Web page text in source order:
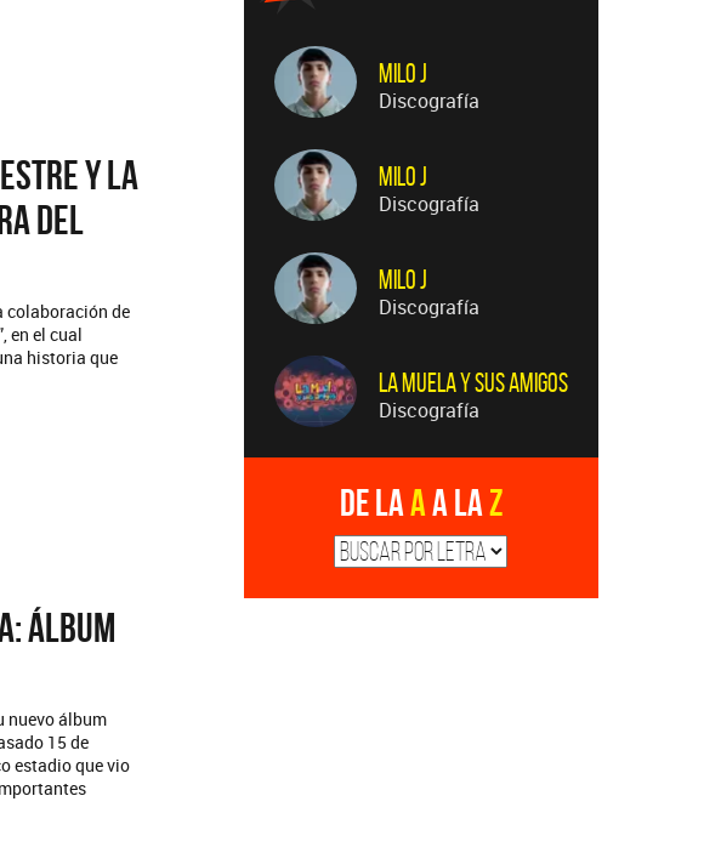
y La
del
colaboración de
en el cual
historia que
álbum
nuevo álbum
15 de
estadio que vio
Milo J
Discografía
Milo J
Discografía
Milo J
Discografía
La Muela y Sus Amigos
Discografía
De laAa laZ